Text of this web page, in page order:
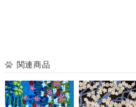
関連商品